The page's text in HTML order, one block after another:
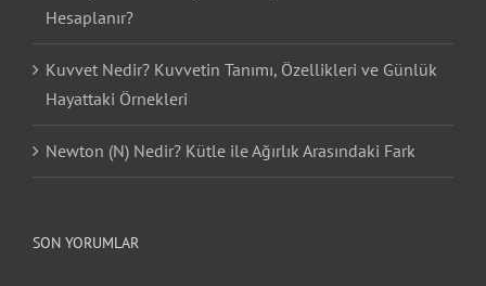
Hesaplanır?
Kuvvet Nedir? Kuvvetin Tanımı, Özellikleri ve Günlük
Hayattaki Örnekleri
Newton (N) Nedir? Kütle ile Ağırlık Arasındaki Fark
SON YORUMLAR